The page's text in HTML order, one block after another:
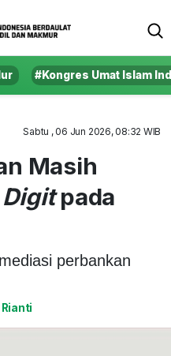
#Kongres Umat Islam
Sabtu , 06 Jun 2026, 08:32 WIB
Masih
pada
perbankan
Rianti